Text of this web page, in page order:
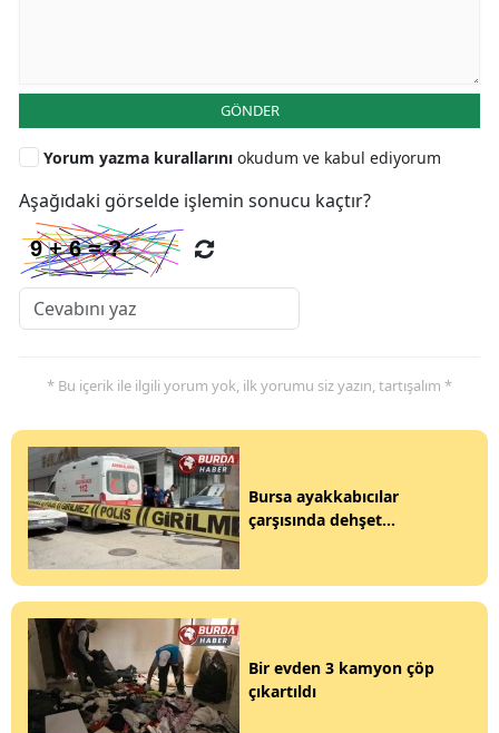
GÖNDER
Yorum yazma kurallarını okudum ve kabul ediyorum
Aşağıdaki görselde işlemin sonucu kaçtır?
* Bu içerik ile ilgili yorum yok, ilk yorumu siz yazın, tartışalım *
Bursa ayakkabıcılar
çarşısında dehşet...
Bir evden 3 kamyon çöp
çıkartıldı